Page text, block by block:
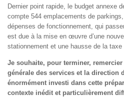
Dernier point rapide, le budget annexe
compte 544 emplacements de
dépenses de fonctionnement, qui
est due à la mise en œuvre d’une
stationnement et une hausse de la taxe
Je souhaite, pour terminer,
générale des services et la direction
énormément investi dans cette
contexte inédit et particulièrement